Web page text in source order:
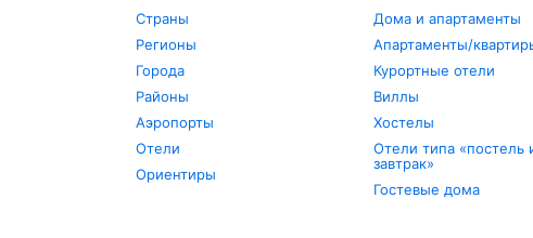
Страны
Регионы
Города
Районы
Аэропорты
Отели
Ориентиры
Дома и апартаменты
Апартаменты/
Курортные отели
Виллы
Хостелы
Отели типа «постель
завтрак»
Гостевые дома